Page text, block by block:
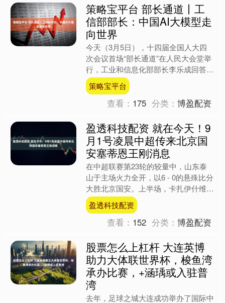
策略宝平台 部长通道丨工
信部部长：中国AI大模型走
向世界
今天（3月5日），十四届全国人大四
次会议首场“部长通道”在人民大会堂举
行，工业和信息化部部长李乐成回答记
者提问。 李乐成介绍，中国模型走向
世界，过去一年，我国开....
策略宝平台
查看： 175 分类：博盈配资
盈透科技配资 就在今天！9
月1号凌晨中超传来北京国
安塞蒂恩王刚消息
在中超联赛第23轮的较量中，山东泰
山于主场火力全开，以6 - 0的悬殊比分
大胜北京国安。上半场，卡扎伊什维利
状态神勇，早早便完成了帽子戏法，随
后马德鲁加也成功破....
盈透科技配资
查看： 152 分类：博盈配资
股票怎么上杠杆 大连英博
助力大体联世界杯，梭鱼湾
承办比赛，+涵瑀或入驻普
湾
去年，足球之城大连成功举办了国际中